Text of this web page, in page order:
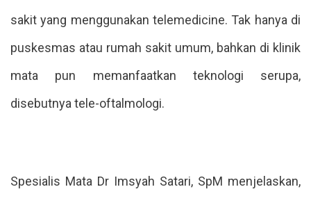
sakit yang menggunakan telemedicine. Tak hanya di
puskesmas atau rumah sakit umum, bahkan di klinik
mata pun memanfaatkan teknologi serupa,
disebutnya tele-oftalmologi.
Spesialis Mata Dr Imsyah Satari, SpM menjelaskan,